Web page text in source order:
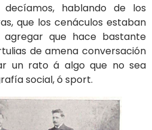
hablando de los
que los cenáculos estaban
agregar que hace bastante
de amena conversación
un rato á algo que no sea
social, ó sport.